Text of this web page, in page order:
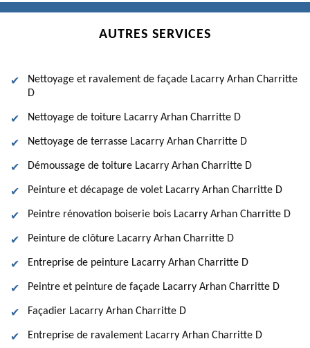
AUTRES SERVICES
Nettoyage et ravalement de façade Lacarry Arhan Charritte
D
Nettoyage de toiture Lacarry Arhan Charritte D
Nettoyage de terrasse Lacarry Arhan Charritte D
Démoussage de toiture Lacarry Arhan Charritte D
Peinture et décapage de volet Lacarry Arhan Charritte D
Peintre rénovation boiserie bois Lacarry Arhan Charritte D
Peinture de clôture Lacarry Arhan Charritte D
Entreprise de peinture Lacarry Arhan Charritte D
Peintre et peinture de façade Lacarry Arhan Charritte D
Façadier Lacarry Arhan Charritte D
Entreprise de ravalement Lacarry Arhan Charritte D